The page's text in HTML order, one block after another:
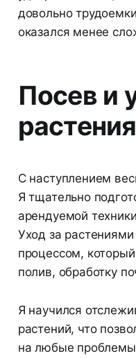
довольно
оказался менее
Посев и
С наступлением
Я тщательно
арендуемой
Уход за
процессом,
полив, обработку
Я научился
растений, что
на любые